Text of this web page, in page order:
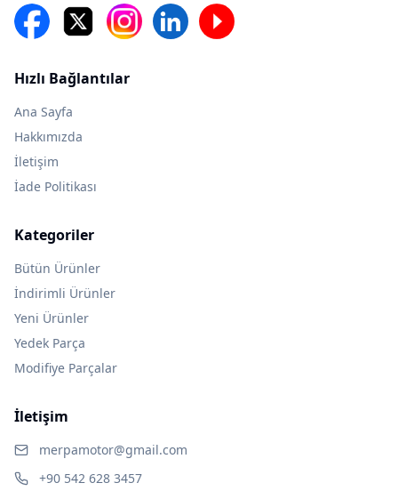
Hızlı Bağlantılar
Ana Sayfa
Hakkımızda
İletişim
İade Politikası
Kategoriler
Bütün Ürünler
İndirimli Ürünler
Yeni Ürünler
Yedek Parça
Modifiye Parçalar
İletişim
merpamotor@gmail.com
+90 542 628 3457